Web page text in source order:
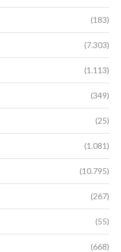
(183)
(7.303)
(1.113)
(349)
(25)
(1.081)
(10.795)
(267)
(55)
(668)